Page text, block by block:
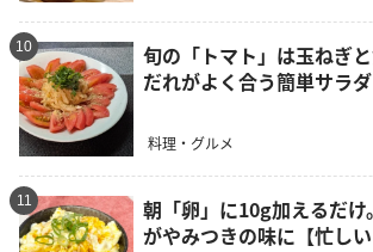
10
旬の「トマト」は玉ねぎ
だれがよく合う簡単サラダ
料理・グルメ
11
朝「卵」に10g加えるだ
がやみつきの味に【忙しい